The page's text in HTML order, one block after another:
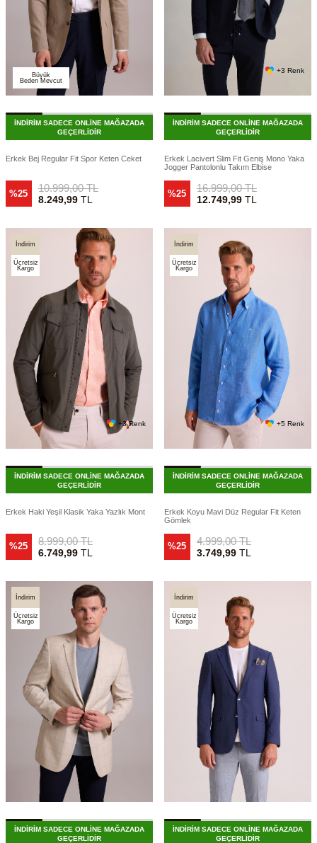
Büyük
Beden Mevcut
İNDİRİM SADECE ONLİNE MAĞAZADA
GEÇERLİDİR
Erkek Bej Regular Fit Spor Keten Ceket
%25 10.999,00TL
8.249,99TL
+3 Renk
İNDİRİM SADECE ONLİNE MAĞAZADA
GEÇERLİDİR
Erkek Lacivert Slim Fit Geniş Mono Yaka
Jogger Pantolonlu Takım Elbise
%25 16.999,00TL
12.749,99TL
İndirim
Ücretsiz
Kargo
+3 Renk
İNDİRİM SADECE ONLİNE MAĞAZADA
GEÇERLİDİR
Erkek Haki Yeşil Klasik Yaka Yazlık Mont
%25 8.999,00TL
6.749,99TL
İndirim
Ücretsiz
Kargo
+5 Renk
İNDİRİM SADECE ONLİNE MAĞAZADA
GEÇERLİDİR
Erkek Koyu Mavi Düz Regular Fit Keten
Gömlek
%25 4.999,00TL
3.749,99TL
İndirim
Ücretsiz
Kargo
İNDİRİM SADECE ONLİNE MAĞAZADA
GEÇERLİDİR
İndirim
Ücretsiz
Kargo
İNDİRİM SADECE ONLİNE MAĞAZADA
GEÇERLİDİR